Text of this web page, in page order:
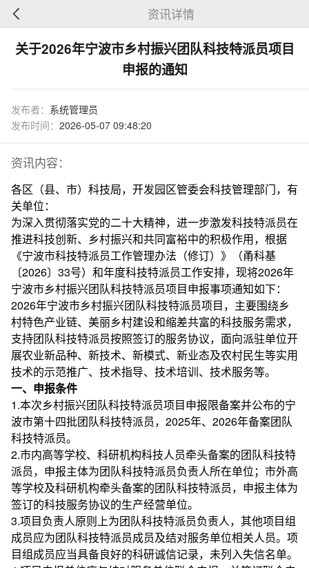
资讯详情
关于2026年宁波市乡村振兴团队科技特派员项目
申报的通知
发布者： 系统管理员
发布时间： 2026-05-07 09:48:20
资讯内容：
各区（县、市）科技局，开发园区管委会科技管理部门，有
关单位：
为深入贯彻落实党的二十大精神，进一步激发科技特派员在
推进科技创新、乡村振兴和共同富裕中的积极作用，根据
《宁波市科技特派员工作管理办法（修订）》（甬科基
〔2026〕33号）和年度科技特派员工作安排，现将2026年
宁波市乡村振兴团队科技特派员项目申报事项通知如下：
2026年宁波市乡村振兴团队科技特派员项目，主要围绕乡
村特色产业链、美丽乡村建设和缩差共富的科技服务需求，
支持团队科技特派员按照签订的服务协议，面向派驻单位开
展农业新品种、新技术、新模式、新业态及农村民生等实用
技术的示范推广、技术指导、技术培训、技术服务等。
一、申报条件
1.本次乡村振兴团队科技特派员项目申报限备案并公布的宁
波市第十四批团队科技特派员，2025年、2026年备案团队
科技特派员。
2.市内高等学校、科研机构科技人员牵头备案的团队科技特
派员，申报主体为团队科技特派员负责人所在单位；市外高
等学校及科研机构牵头备案的团队科技特派员，申报主体为
签订的科技服务协议的生产经营单位。
3.项目负责人原则上为团队科技特派员负责人，其他项目组
成员应为团队科技特派员成员及结对服务单位相关人员。项
目组成员应当具备良好的科研诚信记录，未列入失信名单。